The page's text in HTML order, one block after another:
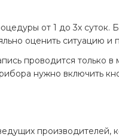
от 1 до 3х
оценить ситуацию и
проводится только
нужно включить
производителей,